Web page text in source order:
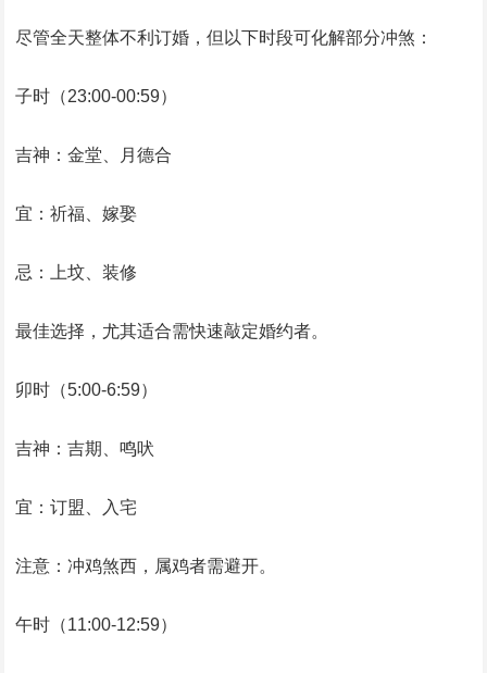
尽管全天整体不利订婚，但以下时段可化解部分冲煞：
子时（23:00-00:59）
吉神：金堂、月德合
宜：祈福、嫁娶
忌：上坟、装修
最佳选择，尤其适合需快速敲定婚约者。
卯时（5:00-6:59）
吉神：吉期、鸣吠
宜：订盟、入宅
注意：冲鸡煞西，属鸡者需避开。
午时（11:00-12:59）